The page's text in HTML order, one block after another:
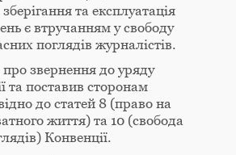
та експлуатація
є втручанням у свободу
поглядів журналістів.
звернення до уряду
та поставив сторонам
до статей 8 (право на
життя) та 10 (свобода
Конвенції.